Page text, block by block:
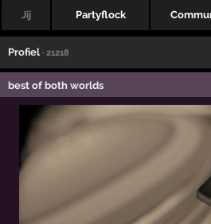
Jij Partyflock
Profiel · 21218
best of both worlds